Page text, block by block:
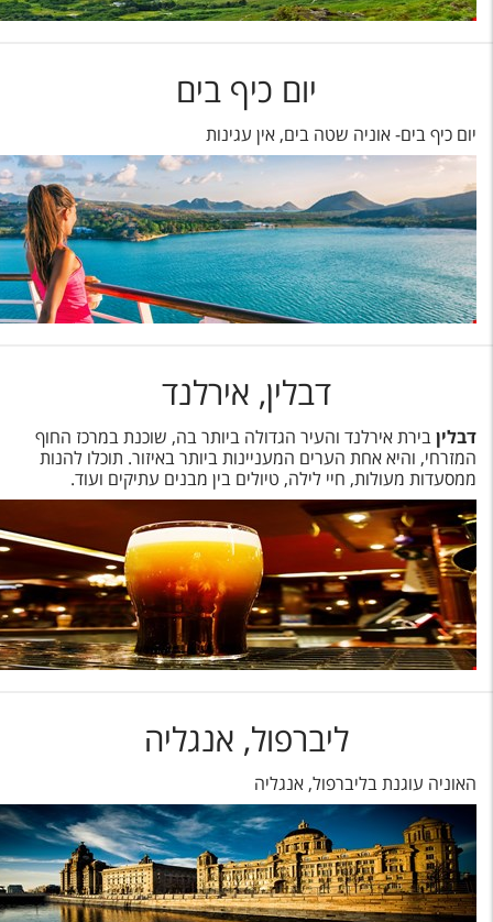
יום כיף בים
יום כיף בים- אוניה שטה בים, אין עגינות
דבלין, אירלנד
דבליןבירת אירלנד והעיר הגדולה ביותר בה, שוכנת במרכז החוף
המזרחי, והיא אחת הערים המעניינות ביותר באיזור. תוכלו להנות
ממסעדות מעולות, חיי לילה, טיולים בין מבנים עתיקים ועוד.
ליברפול, אנגליה
האוניה עוגנת בליברפול, אנגליה